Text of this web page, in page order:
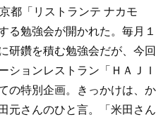
都「リストランテ ナカモ
る勉強会が開かれた。毎月１
研鑽を積む勉強会だが、今回
ションレストラン「ＨＡＪＩ
の特別企画。きっかけは、か
元さんのひと言。「米田さん